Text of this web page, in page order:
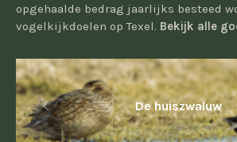
opgehaalde bedrag jaarlijks besteed
vogelkijkdoelen op Texel. Bekijk alle
De huiszwaluw